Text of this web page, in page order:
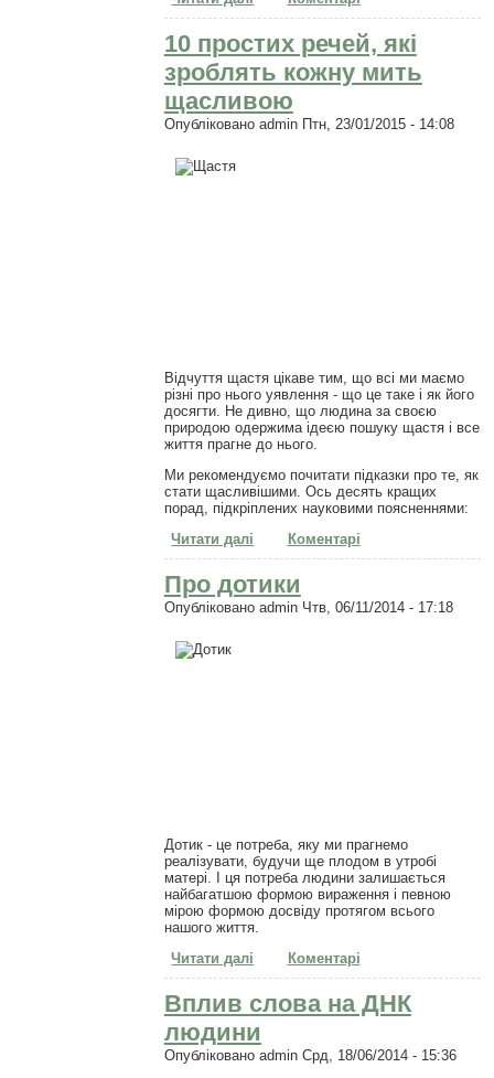
стосунки зводяться до двох
10 простих речей, які
зроблять кожну мить
щасливою
Опубліковано adminПтн, 23/01/2015 - 14:08
Відчуття щастя цікаве тим, що всі ми маємо
різні про нього уявлення - що це таке і як його
досягти. Не дивно, що людина за своєю
природою одержима ідеєю пошуку щастя і все
життя прагне до нього.
Ми рекомендуємо почитати підказки про те, як
стати щасливішими. Ось десять кращих
порад, підкріплених науковими поясненнями:
Читати далі про 10 простих речей, які
зроблять кожну мить щасливою
Коментарі
Про дотики
Опубліковано adminЧтв, 06/11/2014 - 17:18
Дотик - це потреба, яку ми прагнемо
реалізувати, будучи ще плодом в утробі
матері. І ця потреба людини залишається
найбагатшою формою вираження і певною
мірою формою досвіду протягом всього
нашого життя.
Читати далі про Про дотики
Коментарі
Вплив слова на ДНК
людини
Опубліковано adminСрд, 18/06/2014 - 15:36